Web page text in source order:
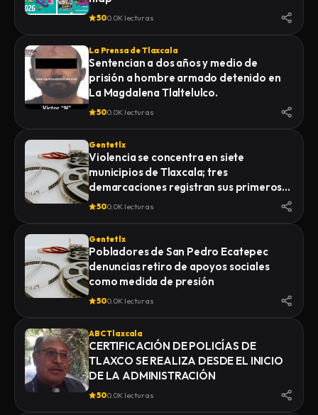
500.0K lecturas
La Prensa de Tlaxcala
Sentencian a dos años y medio de
prisión a hombre armado detenido en
La Magdalena Tlaltelulco.
500.0K lecturas
Gentetlx
Violencia se concentra en siete
municipios de Tlaxcala; tres
demarcaciones registran sus primeros
homicidios de 2026
500.0K lecturas
Gentetlx
Pobladores de San Pedro Ecatepec
denuncias retiro de apoyos sociales
como medida de presión
500.0K lecturas
ABC Tlaxcala
CERTIFICACIÓN DE POLICÍAS DE
TLAXCO SE REALIZA DESDE EL INICIO
DE LA ADMINISTRACIÓN
500.0K lecturas